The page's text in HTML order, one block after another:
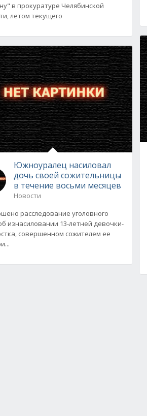
в прокуратуре Челябинской
летом текущего
Южноуралец насиловал
дочь своей сожительницы
в течение восьми месяцев
Новости
расследование уголовного
изнасиловании 13-летней девочки-
совершенном сожителем ее